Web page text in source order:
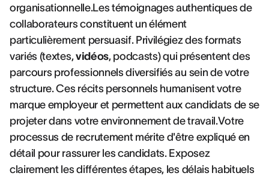
organisationnelle.Les témoignages authentiques de
collaborateurs constituent un élément
particulièrement persuasif. Privilégiez des formats
variés (textes,vidéos, podcasts) qui présentent des
parcours professionnels diversifiés au sein de votre
structure. Ces récits personnels humanisent votre
marque employeur et permettent aux candidats de se
projeter dans votre environnement de travail.Votre
processus de recrutement mérite d'être expliqué en
détail pour rassurer les candidats. Exposez
clairement les différentes étapes, les délais habituels